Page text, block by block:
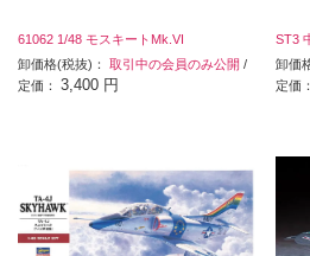
61062 1/48 モスキートMk.VI
卸価格(税抜)： 取引中の会員のみ公開 /
定価： 3,400 円
ST3
卸価
定価